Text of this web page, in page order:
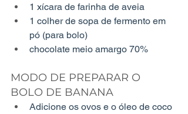
1 xícara de farinha de aveia
1 colher de sopa de fermento em
pó (para bolo)
chocolate meio amargo 70%
MODO DE PREPARAR O
BOLO DE BANANA
Adicione os ovos e o óleo de coco